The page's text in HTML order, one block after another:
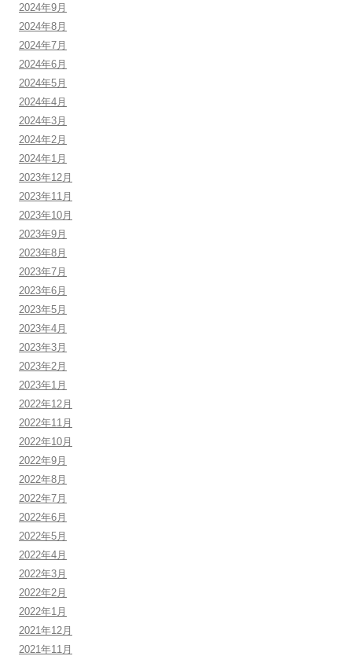
2024年9月
2024年8月
2024年7月
2024年6月
2024年5月
2024年4月
2024年3月
2024年2月
2024年1月
2023年12月
2023年11月
2023年10月
2023年9月
2023年8月
2023年7月
2023年6月
2023年5月
2023年4月
2023年3月
2023年2月
2023年1月
2022年12月
2022年11月
2022年10月
2022年9月
2022年8月
2022年7月
2022年6月
2022年5月
2022年4月
2022年3月
2022年2月
2022年1月
2021年12月
2021年11月